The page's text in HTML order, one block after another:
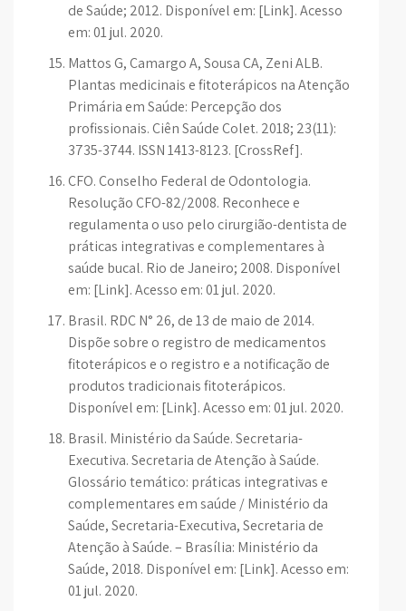
de Saúde; 2012. Disponível em: [Link]. Acesso
em: 01 jul. 2020.
Mattos G, Camargo A, Sousa CA, Zeni ALB.
Plantas medicinais e fitoterápicos na Atenção
Primária em Saúde: Percepção dos
profissionais. Ciên Saúde Colet. 2018; 23(11):
3735-3744. ISSN 1413-8123. [CrossRef].
CFO. Conselho Federal de Odontologia.
Resolução CFO-82/2008. Reconhece e
regulamenta o uso pelo cirurgião-dentista de
práticas integrativas e complementares à
saúde bucal. Rio de Janeiro; 2008. Disponível
em: [Link]. Acesso em: 01 jul. 2020.
Brasil. RDC N° 26, de 13 de maio de 2014.
Dispõe sobre o registro de medicamentos
fitoterápicos e o registro e a notificação de
produtos tradicionais fitoterápicos.
Disponível em: [Link]. Acesso em: 01 jul. 2020.
Brasil. Ministério da Saúde. Secretaria-
Executiva. Secretaria de Atenção à Saúde.
Glossário temático: práticas integrativas e
complementares em saúde / Ministério da
Saúde, Secretaria-Executiva, Secretaria de
Atenção à Saúde. – Brasília: Ministério da
Saúde, 2018. Disponível em: [Link]. Acesso em:
01 jul. 2020.